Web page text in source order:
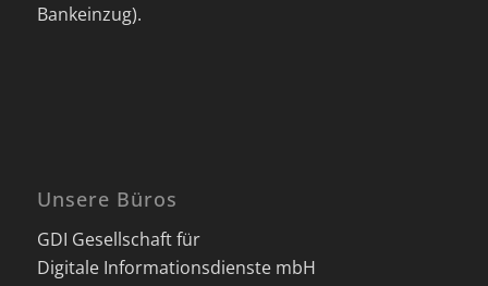
Bankeinzug).
Unsere Büros
GDI Gesellschaft für
Digitale Informationsdienste mbH